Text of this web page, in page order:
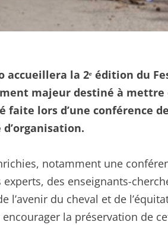
accueillera la 2ᵉ édition du
majeur destiné à
lors d’une conférence
notamment une
des enseignants-
du cheval et de
la préservation de